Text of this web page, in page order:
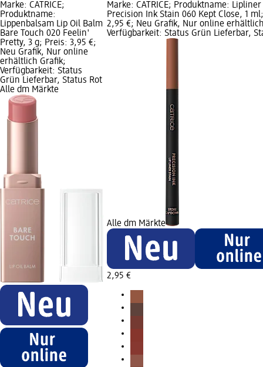
Marke: CATRICE;
Produktname:
Lippenbalsam Lip Oil Balm
Bare Touch 020 Feelin'
Pretty, 3 g; Preis: 3,95 €;
Neu Grafik, Nur online
erhältlich Grafik;
Verfügbarkeit: Status
Grün Lieferbar, Status Rot
Alle dm Märkte
Marke: CATRICE; Produktname: Lipliner
Precision Ink Stain 060 Kept Close, 1
2,95 €; Neu Grafik, Nur online
Verfügbarkeit: Status Grün Lieferbar,
Alle dm Märkte
2,95 €